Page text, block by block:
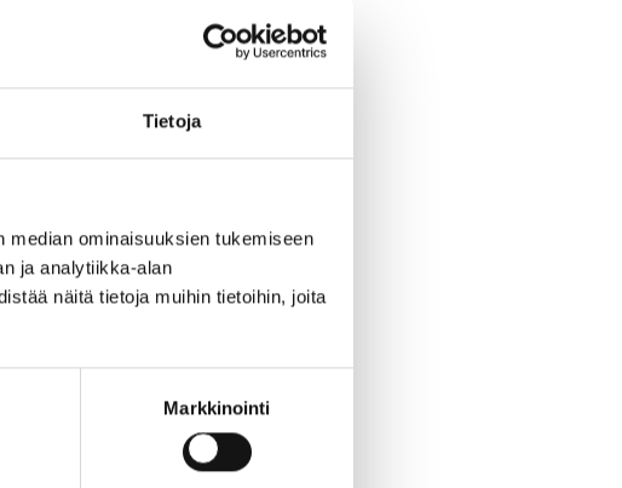
Tietoja
median ominaisuuksien tukemiseen
ja analytiikka-alan
näitä tietoja muihin tietoihin, joita
Markkinointi